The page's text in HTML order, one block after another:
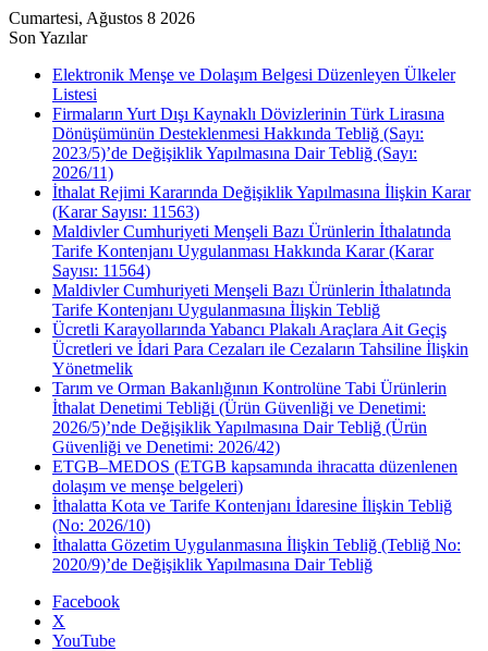
Cumartesi, Ağustos 8 2026
Son Yazılar
Elektronik Menşe ve Dolaşım Belgesi Düzenleyen Ülkeler
Listesi
Firmaların Yurt Dışı Kaynaklı Dövizlerinin Türk Lirasına
Dönüşümünün Desteklenmesi Hakkında Tebliğ (Sayı:
2023/5)’de Değişiklik Yapılmasına Dair Tebliğ (Sayı:
2026/11)
İthalat Rejimi Kararında Değişiklik Yapılmasına İlişkin Karar
(Karar Sayısı: 11563)
Maldivler Cumhuriyeti Menşeli Bazı Ürünlerin İthalatında
Tarife Kontenjanı Uygulanması Hakkında Karar (Karar
Sayısı: 11564)
Maldivler Cumhuriyeti Menşeli Bazı Ürünlerin İthalatında
Tarife Kontenjanı Uygulanmasına İlişkin Tebliğ
Ücretli Karayollarında Yabancı Plakalı Araçlara Ait Geçiş
Ücretleri ve İdari Para Cezaları ile Cezaların Tahsiline İlişkin
Yönetmelik
Tarım ve Orman Bakanlığının Kontrolüne Tabi Ürünlerin
İthalat Denetimi Tebliği (Ürün Güvenliği ve Denetimi:
2026/5)’nde Değişiklik Yapılmasına Dair Tebliğ (Ürün
Güvenliği ve Denetimi: 2026/42)
ETGB–MEDOS (ETGB kapsamında ihracatta düzenlenen
dolaşım ve menşe belgeleri)
İthalatta Kota ve Tarife Kontenjanı İdaresine İlişkin Tebliğ
(No: 2026/10)
İthalatta Gözetim Uygulanmasına İlişkin Tebliğ (Tebliğ No:
2020/9)’de Değişiklik Yapılmasına Dair Tebliğ
Facebook
X
YouTube